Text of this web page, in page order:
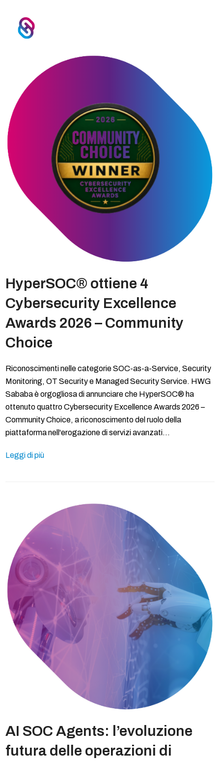
HyperSOC® ottiene 4
Cybersecurity Excellence
Awards 2026 – Community
Choice
Riconoscimenti nelle categorie SOC-as-a-Service, Security
Monitoring, OT Security e Managed Security Service. HWG
Sababa è orgogliosa di annunciare che HyperSOC® ha
ottenuto quattro Cybersecurity Excellence Awards 2026 –
Community Choice, a riconoscimento del ruolo della
piattaforma nell'erogazione di servizi avanzati…
Leggi di più
AI SOC Agents: l’evoluzione
futura delle operazioni di